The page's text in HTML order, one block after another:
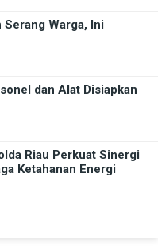
Serang Warga, Ini
dan Alat Disiapkan
Riau Perkuat Sinergi
Ketahanan Energi